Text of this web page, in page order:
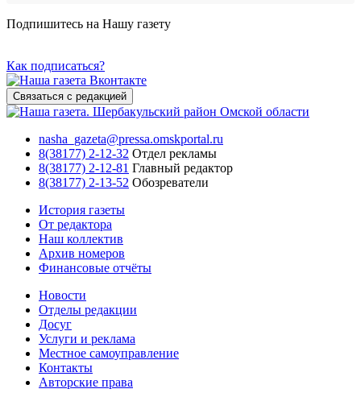
Подпишитесь на Нашу газету
Как подписаться?
Связаться с редакцией
nasha_gazeta@pressa.omskportal.ru
8(38177) 2-12-32 Отдел рекламы
8(38177) 2-12-81 Главный редактор
8(38177) 2-13-52 Обозреватели
История газеты
От редактора
Наш коллектив
Архив номеров
Финансовые отчёты
Новости
Отделы редакции
Досуг
Услуги и реклама
Местное самоуправление
Контакты
Авторские права